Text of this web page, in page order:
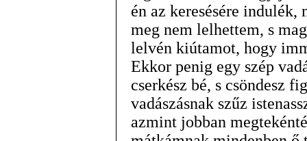
én az keresésére
meg nem lelhettem, s
lelvén kiútamot, hogy
Ekkor penig egy szép
cserkész bé, s csöndesz
vadászásnak szűz
azmint jobban